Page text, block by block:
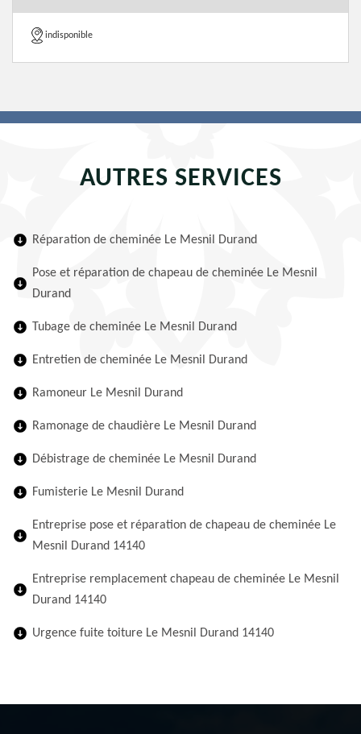
indisponible
AUTRES SERVICES
Réparation de cheminée Le Mesnil Durand
Pose et réparation de chapeau de cheminée Le Mesnil
Durand
Tubage de cheminée Le Mesnil Durand
Entretien de cheminée Le Mesnil Durand
Ramoneur Le Mesnil Durand
Ramonage de chaudière Le Mesnil Durand
Débistrage de cheminée Le Mesnil Durand
Fumisterie Le Mesnil Durand
Entreprise pose et réparation de chapeau de cheminée Le
Mesnil Durand 14140
Entreprise remplacement chapeau de cheminée Le Mesnil
Durand 14140
Urgence fuite toiture Le Mesnil Durand 14140